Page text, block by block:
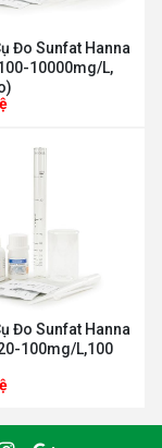
Đo Sunfat Hanna
10000mg/L,
Đo Sunfat Hanna
100mg/L,100